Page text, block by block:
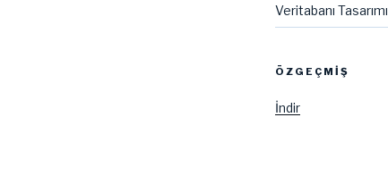
Veritabanı Tasarımı
ÖZGEÇMIŞ
İndir